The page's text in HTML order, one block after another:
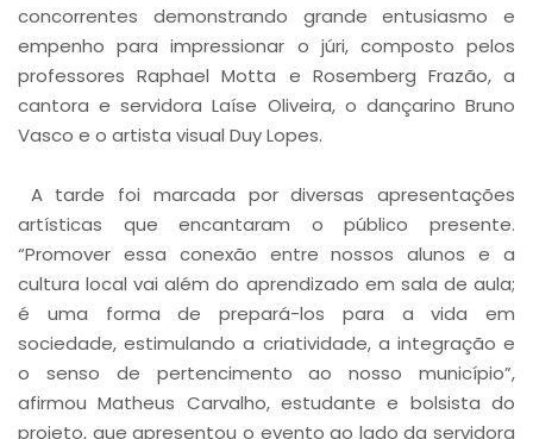
concorrentes demonstrando grande entusiasmo e
empenho para impressionar o júri, composto pelos
professores Raphael Motta e Rosemberg Frazão, a
cantora e servidora Laíse Oliveira, o dançarino Bruno
Vasco e o artista visual Duy Lopes.
A tarde foi marcada por diversas apresentações
artísticas que encantaram o público presente.
“Promover essa conexão entre nossos alunos e a
cultura local vai além do aprendizado em sala de aula;
é uma forma de prepará-los para a vida em
sociedade, estimulando a criatividade, a integração e
o senso de pertencimento ao nosso município”,
afirmou Matheus Carvalho, estudante e bolsista do
projeto, que apresentou o evento ao lado da servidora